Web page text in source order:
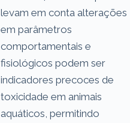
levam em conta alterações
em parâmetros
comportamentais e
fisiológicos podem ser
indicadores precoces de
toxicidade em animais
aquáticos, permitindo